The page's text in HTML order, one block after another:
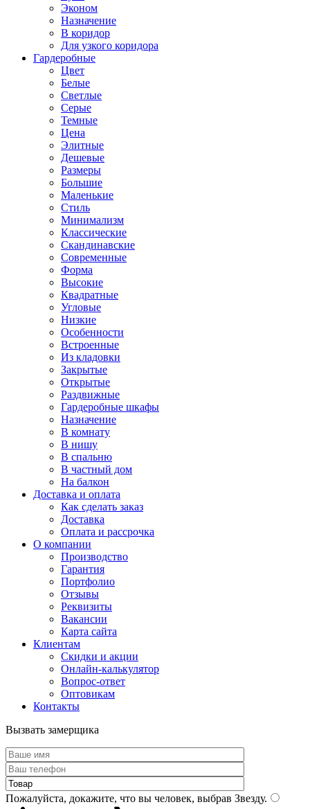
Эконом
Назначение
В коридор
Для узкого коридора
Гардеробные
Цвет
Белые
Светлые
Серые
Темные
Цена
Элитные
Дешевые
Размеры
Большие
Маленькие
Стиль
Минимализм
Классические
Скандинавские
Современные
Форма
Высокие
Квадратные
Угловые
Низкие
Особенности
Встроенные
Из кладовки
Закрытые
Открытые
Раздвижные
Гардеробные шкафы
Назначение
В комнату
В нишу
В спальню
В частный дом
На балкон
Доставка и оплата
Как сделать заказ
Доставка
Оплата и рассрочка
О компании
Производство
Гарантия
Портфолио
Отзывы
Реквизиты
Вакансии
Карта сайта
Клиентам
Скидки и акции
Онлайн-калькулятор
Вопрос-ответ
Оптовикам
Контакты
Вызвать замерщика
Пожалуйста, докажите, что вы человек, выбрав Звезду.